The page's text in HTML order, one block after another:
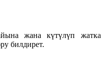
жана күтүлүп
билдирет.